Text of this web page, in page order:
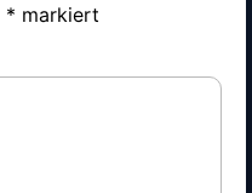
* markiert